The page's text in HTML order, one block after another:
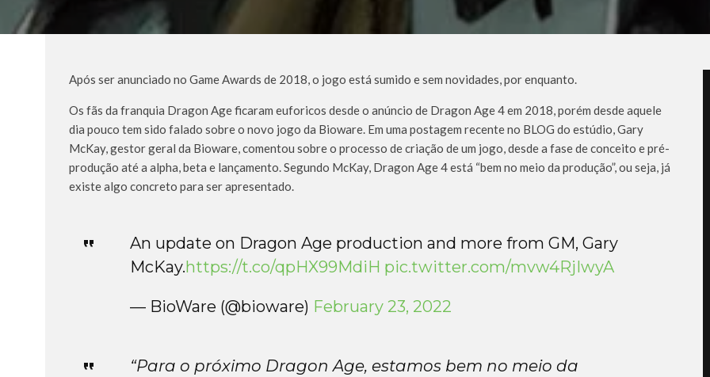
Após ser anunciado no Game Awards de 2018, o jogo está sumido e sem novidades, por enquanto.
Os fãs da franquia Dragon Age ficaram euforicos desde o anúncio de Dragon Age 4 em 2018, porém desde aquele
dia pouco tem sido falado sobre o novo jogo da Bioware. Em uma postagem recente no BLOG do estúdio, Gary
McKay, gestor geral da Bioware, comentou sobre o processo de criação de um jogo, desde a fase de conceito e pré-
produção até a alpha, beta e lançamento. Segundo McKay, Dragon Age 4 está “bem no meio da produção”, ou seja, já
existe algo concreto para ser apresentado.
An update on Dragon Age production and more from GM, Gary
McKay.https://t.co/qpHX99MdiH pic.twitter.com/mvw4RjIwyA
— BioWare (@bioware) February 23, 2022
“Para o próximo Dragon Age, estamos bem no meio da